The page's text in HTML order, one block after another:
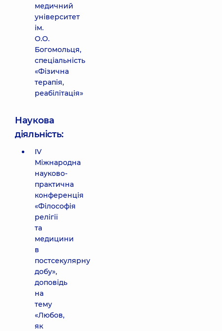
медичний
університет
ім.
О.О.
Богомольця,
спеціальність
«Фізична
терапія,
реабілітація»
Наукова
діяльність:
IV
Міжнародна
науково-
практична
конференція
«Філософія
релігії
та
медицини
в
постсекулярну
добу»,
доповідь
на
тему
«Любов,
як